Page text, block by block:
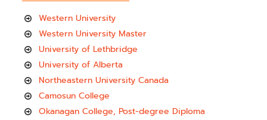
Western University
Western University Master
University of Lethbridge
University of Alberta
Northeastern University Canada
Camosun College
Okanagan College, Post-degree Diploma